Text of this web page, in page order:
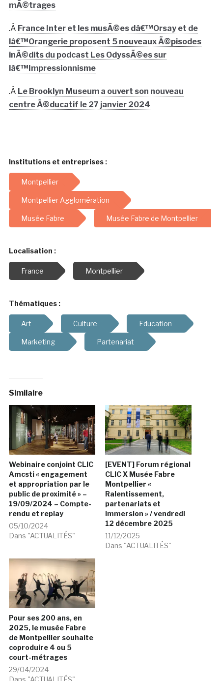
mÃ©trages
.Â France Inter et les musÃ©es dâ€™Orsay et de
lâ€™Orangerie proposent 5 nouveaux Ã©pisodes
inÃ©dits du podcast Les OdyssÃ©es sur
lâ€™Impressionnisme
.Â Le Brooklyn Museum a ouvert son nouveau
centre Ã©ducatif le 27 janvier 2024
Institutions et entreprises :
Montpellier
Montpellier Agglomération
Musée Fabre Musée Fabre de Montpellier
Localisation :
France Montpellier
Thématiques :
Art Culture Education
Marketing Partenariat
Similaire
Webinaire conjoint CLIC
Amcsti « engagement
et appropriation par le
public de proximité » –
19/09/2024 – Compte-
rendu et replay
05/10/2024
Dans "ACTUALITÉS"
[EVENT] Forum régional
CLIC X Musée Fabre
Montpellier «
Ralentissement,
partenariats et
immersion » / vendredi
12 décembre 2025
11/12/2025
Dans "ACTUALITÉS"
Pour ses 200 ans, en
2025, le musée Fabre
de Montpellier souhaite
coproduire 4 ou 5
court-métrages
29/04/2024
Dans "ACTUALITÉS"